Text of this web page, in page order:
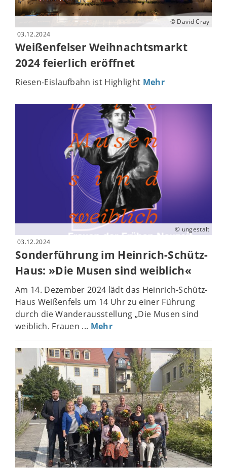
© David Cray
03.12.2024
Weißenfelser Weihnachtsmarkt
2024 feierlich eröffnet
Riesen-Eislaufbahn ist Highlight Mehr
© ungestalt
03.12.2024
Sonderführung im Heinrich-Schütz-
Haus: »Die Musen sind weiblich«
Am 14. Dezember 2024 lädt das Heinrich-Schütz-
Haus Weißenfels um 14 Uhr zu einer Führung
durch die Wanderausstellung „Die Musen sind
weiblich. Frauen ... Mehr